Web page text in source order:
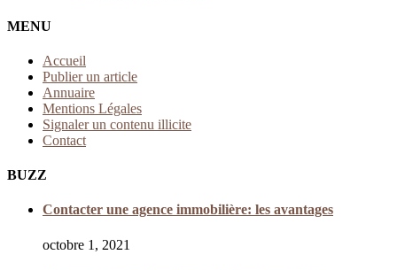
MENU
Accueil
Publier un article
Annuaire
Mentions Légales
Signaler un contenu illicite
Contact
BUZZ
Contacter une agence immobilière: les avantages
octobre 1, 2021